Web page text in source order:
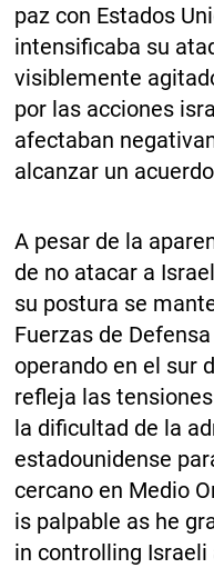
paz con Estados
intensificaba su
visiblemente
por las acciones
afectaban
alcanzar un
A pesar de la
de no atacar a
su postura se
Fuerzas de
operando en el sur
refleja las
la dificultad de la
estadounidense
cercano en Medio
is palpable as he
in controlling